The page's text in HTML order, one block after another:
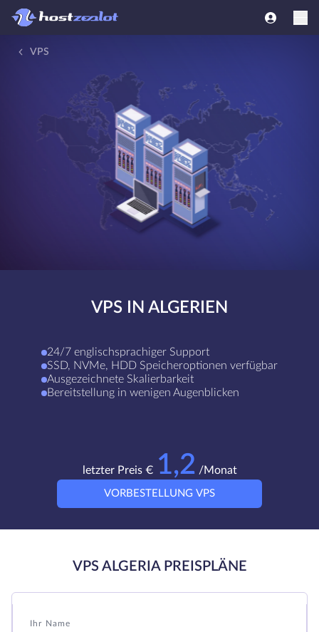
VPS
VPS IN ALGERIEN
24/7 englischsprachiger Support
SSD, NVMe, HDD Speicheroptionen verfügbar
Ausgezeichnete Skalierbarkeit
Bereitstellung in wenigen Augenblicken
letzter Preis € 1,2 /Monat
VORBESTELLUNG VPS
VPS ALGERIA PREISPLÄNE